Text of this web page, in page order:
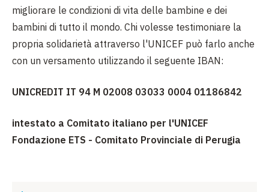
migliorare le condizioni di vita delle bambine e dei
bambini di tutto il mondo. Chi volesse testimoniare la
propria solidarietà attraverso l'UNICEF può farlo anche
con un versamento utilizzando il seguente IBAN:
UNICREDIT IT 94 M 02008 03033 0004 01186842
intestato a Comitato italiano per l'UNICEF
Fondazione ETS - Comitato Provinciale di Perugia